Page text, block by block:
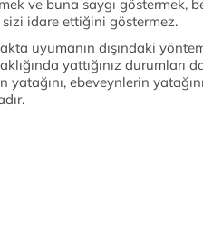
ve buna saygı göstermek,
sizi idare ettiğini göstermez.
uyumanın dışındaki
yattığınız durumları
ebeveynlerin